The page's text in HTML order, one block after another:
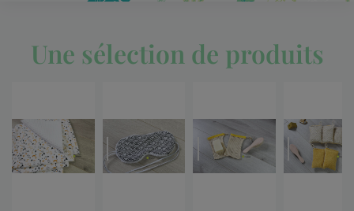
Une sélection de produits